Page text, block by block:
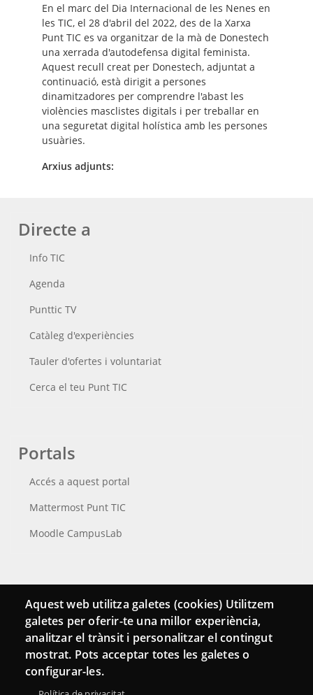
En el marc del Dia Internacional de les Nenes en
les TIC, el 28 d'abril del 2022, des de la Xarxa
Punt TIC es va organitzar de la mà de Donestech
una xerrada d'autodefensa digital feminista.
Aquest recull creat per Donestech, adjuntat a
continuació, està dirigit a persones
dinamitzadores per comprendre l'abast les
violències masclistes digitals i per treballar en
una seguretat digital holística amb les persones
usuàries.
Arxius adjunts:
Directe a
Info TIC
Agenda
Punttic TV
Catàleg d'experiències
Tauler d'ofertes i voluntariat
Cerca el teu Punt TIC
Portals
Accés a aquest portal
Mattermost Punt TIC
Moodle CampusLab
Connecta
Bustia de contacte
Butlletins
Aquest web utilitza galetes (cookies) Utilitzem
galetes per oferir-te una millor experiència,
analitzar el trànsit i personalitzar el contingut
mostrat. Pots acceptar totes les galetes o
configurar-les.